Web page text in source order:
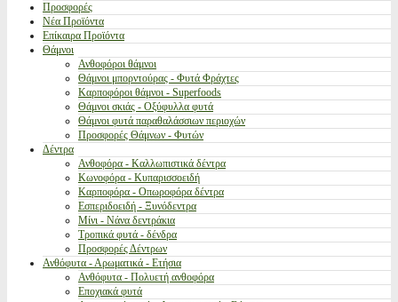
Προσφορές
Νέα Προϊόντα
Επίκαιρα Προϊόντα
Θάμνοι
Ανθοφόροι θάμνοι
Θάμνοι μπορντούρας - Φυτά Φράχτες
Καρποφόροι θάμνοι - Superfoods
Θάμνοι σκιάς - Οξύφυλλα φυτά
Θάμνοι φυτά παραθαλάσσιων περιοχών
Προσφορές Θάμνων - Φυτών
Δέντρα
Ανθοφόρα - Καλλωπιστικά δέντρα
Κωνοφόρα - Κυπαρισσοειδή
Καρποφόρα - Οπωροφόρα δέντρα
Εσπεριδοειδή - Ξυνόδεντρα
Μίνι - Νάνα δεντράκια
Τροπικά φυτά - δένδρα
Προσφορές Δέντρων
Ανθόφυτα - Αρωματικά - Ετήσια
Ανθόφυτα - Πολυετή ανθοφόρα
Εποχιακά φυτά